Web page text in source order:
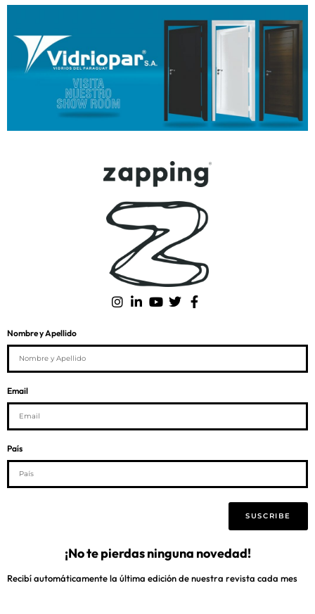
Nombre y Apellido
Email
País
SUSCRIBE
¡No te pierdas ninguna novedad!
Recibí automáticamente la última edición de nuestra revista cada mes